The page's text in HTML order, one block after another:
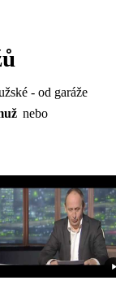
- od garáže
nebo